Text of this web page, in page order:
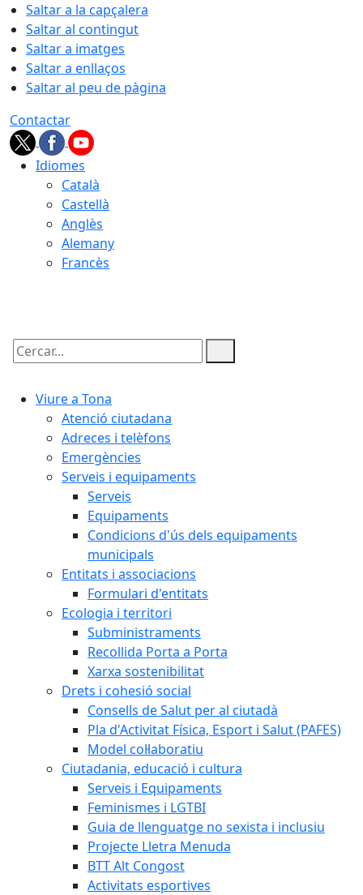
Saltar a la capçalera
Saltar al contingut
Saltar a imatges
Saltar a enllaços
Saltar al peu de pàgina
Contactar
Idiomes
Català
Castellà
Anglès
Alemany
Francès
Cercar:
Viure a Tona
Atenció ciutadana
Adreces i telèfons
Emergències
Serveis i equipaments
Serveis
Equipaments
Condicions d'ús dels equipaments
municipals
Entitats i associacions
Formulari d'entitats
Ecologia i territori
Subministraments
Recollida Porta a Porta
Xarxa sostenibilitat
Drets i cohesió social
Consells de Salut per al ciutadà
Pla d'Activitat Física, Esport i Salut (PAFES)
Model col·laboratiu
Ciutadania, educació i cultura
Serveis i Equipaments
Feminismes i LGTBI
Guia de llenguatge no sexista i inclusiu
Projecte Lletra Menuda
BTT Alt Congost
Activitats esportives